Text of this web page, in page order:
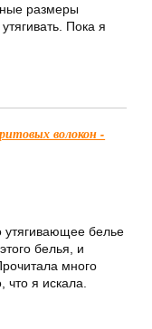
размеры
Пока я
волокон -
утягивающее белье
белья, и
много
что я искала.